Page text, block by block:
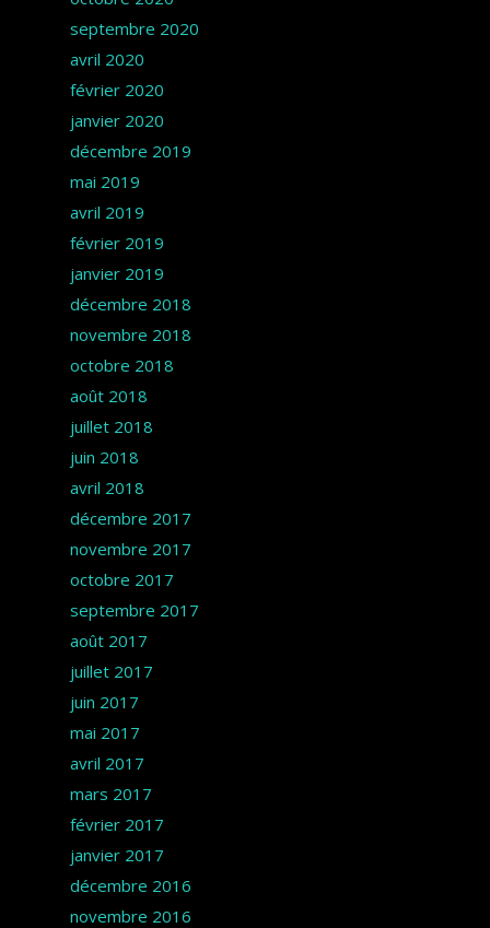
septembre 2020
avril 2020
février 2020
janvier 2020
décembre 2019
mai 2019
avril 2019
février 2019
janvier 2019
décembre 2018
novembre 2018
octobre 2018
août 2018
juillet 2018
juin 2018
avril 2018
décembre 2017
novembre 2017
octobre 2017
septembre 2017
août 2017
juillet 2017
juin 2017
mai 2017
avril 2017
mars 2017
février 2017
janvier 2017
décembre 2016
novembre 2016